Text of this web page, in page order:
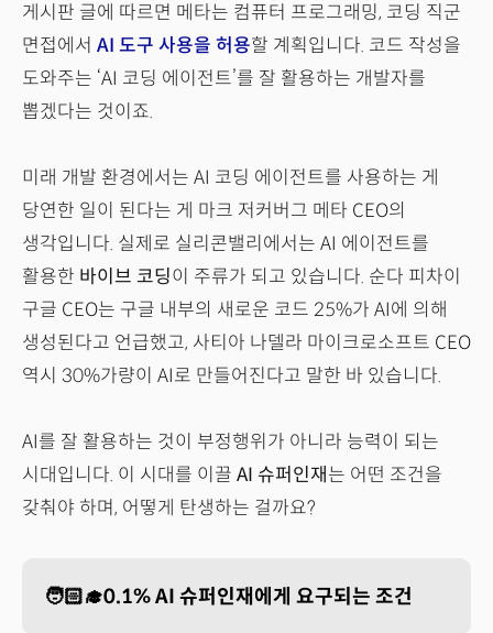
게시판 글에 따르면 메타는 컴퓨터 프로그래밍, 코딩 직군
면접에서 AI 도구 사용을 허용할 계획입니다. 코드 작성을
도와주는 ‘AI 코딩 에이전트’를 잘 활용하는 개발자를
뽑겠다는 것이죠.
미래 개발 환경에서는 AI 코딩 에이전트를 사용하는 게
당연한 일이 된다는 게 마크 저커버그 메타 CEO의
생각입니다. 실제로 실리콘밸리에서는 AI 에이전트를
활용한 바이브 코딩이 주류가 되고 있습니다. 순다 피차이
구글 CEO는 구글 내부의 새로운 코드 25%가 AI에 의해
생성된다고 언급했고, 사티아 나델라 마이크로소프트 CEO
역시 30%가량이 AI로 만들어진다고 말한 바 있습니다.
AI를 잘 활용하는 것이 부정행위가 아니라 능력이 되는
시대입니다. 이 시대를 이끌 AI 슈퍼인재는 어떤 조건을
갖춰야 하며, 어떻게 탄생하는 걸까요?
🧑🏻‍🎓0.1% AI 슈퍼인재에게 요구되는 조건